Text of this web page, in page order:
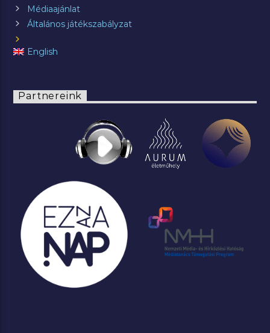
Médiaajánlat
Általános játékszabályzat
English
Partnereink